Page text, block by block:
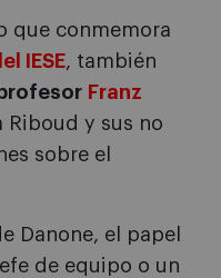
que conmemora
IESE, también
Franz
Riboud y sus no
sobre el
Danone, el papel
de equipo o un